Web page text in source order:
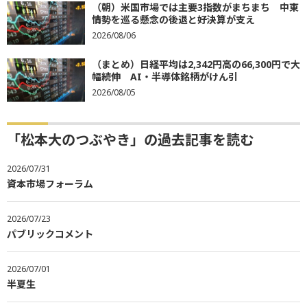
（朝）米国市場では主要3指数がまちまち 中東
情勢を巡る懸念の後退と好決算が支え
2026/08/06
（まとめ）日経平均は2,342円高の66,300円で大
幅続伸 AI・半導体銘柄がけん引
2026/08/05
「松本大のつぶやき」の過去記事を読む
2026/07/31
資本市場フォーラム
2026/07/23
パブリックコメント
2026/07/01
半夏生